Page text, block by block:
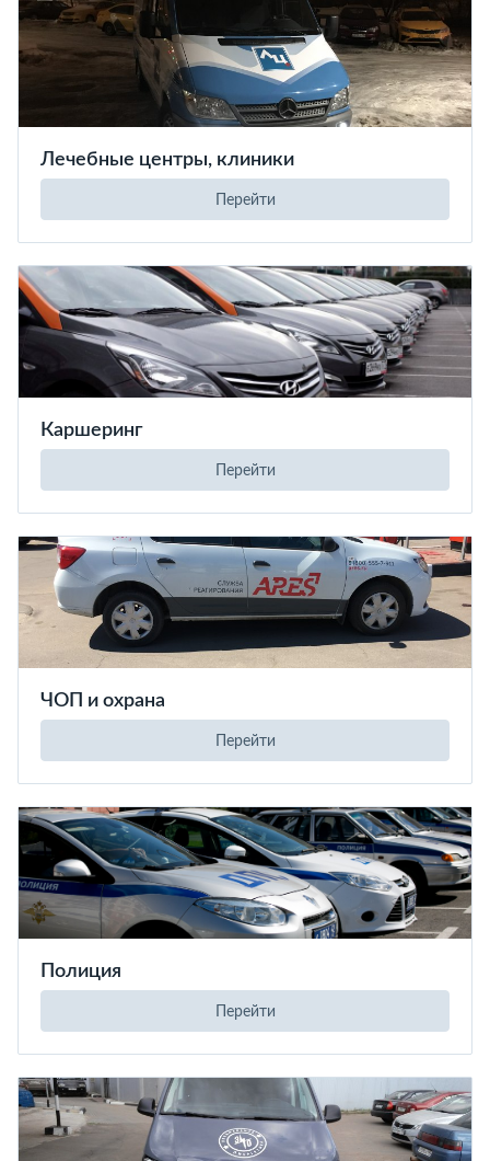
Лечебные центры, клиники
Перейти
Каршеринг
Перейти
ЧОП и охрана
Перейти
Полиция
Перейти